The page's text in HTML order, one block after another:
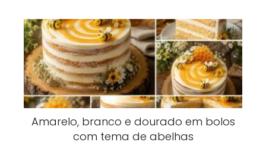
Amarelo, branco e dourado em bolos
com tema de abelhas